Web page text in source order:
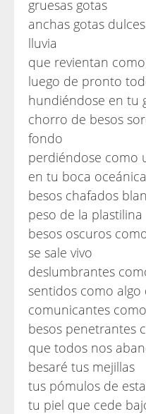
gruesas gotas
anchas gotas
lluvia
que revientan
luego de pronto
hundiéndose en tu
chorro de besos
fondo
perdiéndose como
en tu boca
besos chafados
peso de la plastilina
besos oscuros
se sale vivo
deslumbrantes
sentidos como
comunicantes
besos penetrantes
que todos nos
besaré tus mejillas
tus pómulos de
tu piel que cede